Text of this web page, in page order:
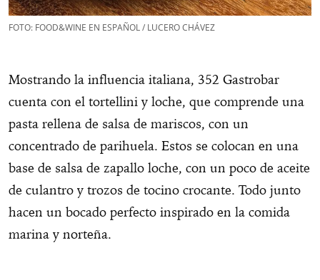
FOTO: FOOD&WINE EN ESPAÑOL / LUCERO CHÁVEZ
Mostrando la influencia italiana, 352 Gastrobar
cuenta con el tortellini y loche, que comprende una
pasta rellena de salsa de mariscos, con un
concentrado de parihuela. Estos se colocan en una
base de salsa de zapallo loche, con un poco de aceite
de culantro y trozos de tocino crocante. Todo junto
hacen un bocado perfecto inspirado en la comida
marina y norteña.